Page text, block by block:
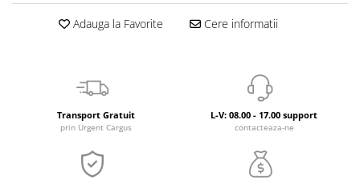
Adauga la Favorite Cere informatii
Transport Gratuit
prin Urgent Cargus
L-V: 08.00 - 17.00 support
contacteaza-ne